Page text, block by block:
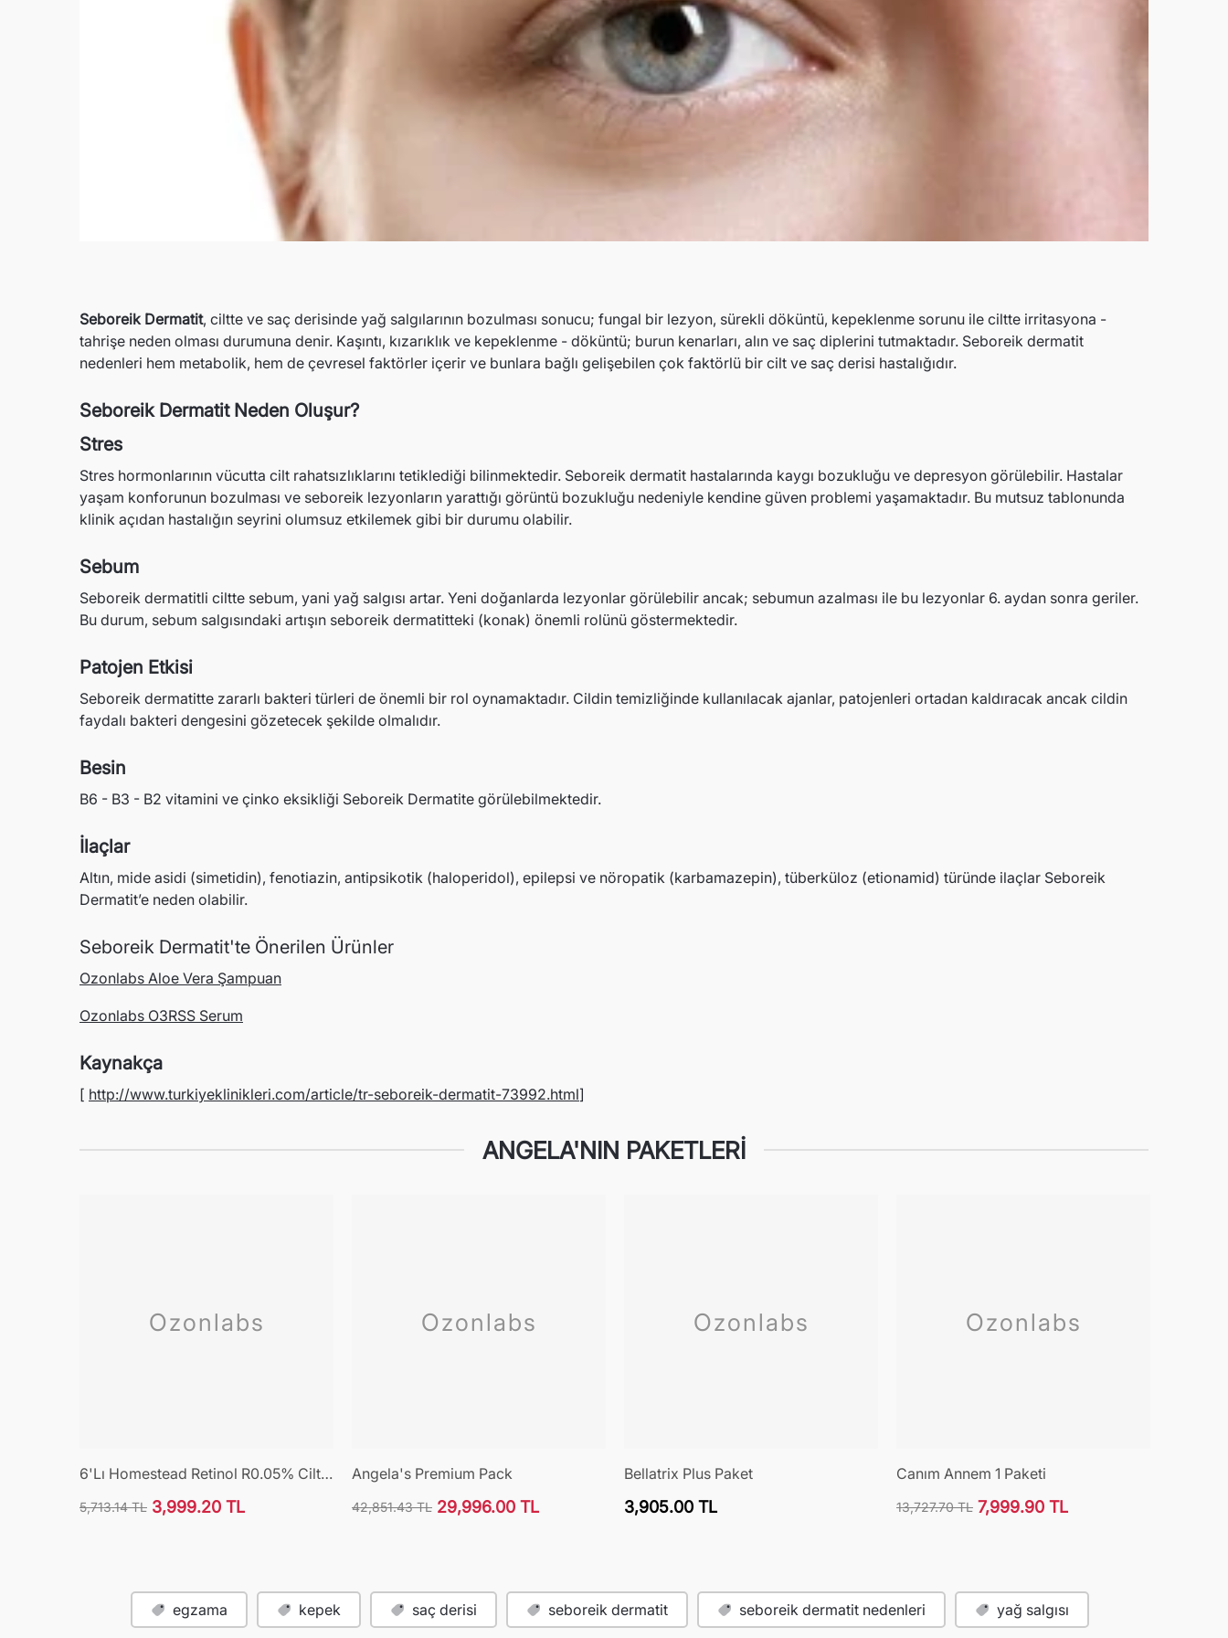
Seboreik Dermatit, ciltte ve saç derisinde yağ salgılarının bozulması sonucu; fungal bir lezyon, sürekli döküntü, kepeklenme sorunu ile ciltte irritasyona -
tahrişe neden olması durumuna denir. Kaşıntı, kızarıklık ve kepeklenme - döküntü; burun kenarları, alın ve saç diplerini tutmaktadır. Seboreik dermatit
nedenleri hem metabolik, hem de çevresel faktörler içerir ve bunlara bağlı gelişebilen çok faktörlü bir cilt ve saç derisi hastalığıdır.
Seboreik Dermatit Neden Oluşur?
Stres
Stres hormonlarının vücutta cilt rahatsızlıklarını tetiklediği bilinmektedir. Seboreik dermatit hastalarında kaygı bozukluğu ve depresyon görülebilir. Hastalar
yaşam konforunun bozulması ve seboreik lezyonların yarattığı görüntü bozukluğu nedeniyle kendine güven problemi yaşamaktadır. Bu mutsuz tablonunda
klinik açıdan hastalığın seyrini olumsuz etkilemek gibi bir durumu olabilir.
Sebum
Seboreik dermatitli ciltte sebum, yani yağ salgısı artar. Yeni doğanlarda lezyonlar görülebilir ancak; sebumun azalması ile bu lezyonlar 6. aydan sonra geriler.
Bu durum, sebum salgısındaki artışın seboreik dermatitteki (konak) önemli rolünü göstermektedir.
Patojen Etkisi
Seboreik dermatitte zararlı bakteri türleri de önemli bir rol oynamaktadır. Cildin temizliğinde kullanılacak ajanlar, patojenleri ortadan kaldıracak ancak cildin
faydalı bakteri dengesini gözetecek şekilde olmalıdır.
Besin
B6 - B3 - B2 vitamini ve çinko eksikliği Seboreik Dermatite görülebilmektedir.
İlaçlar
Altın, mide asidi (simetidin), fenotiazin, antipsikotik (haloperidol), epilepsi ve nöropatik (karbamazepin), tüberküloz (etionamid) türünde ilaçlar Seboreik
Dermatit’e neden olabilir.
Seboreik Dermatit'te Önerilen Ürünler
Ozonlabs Aloe Vera Şampuan
Ozonlabs O3RSS Serum
Kaynakça
[ http://www.turkiyeklinikleri.com/article/tr-seboreik-dermatit-73992.html]
ANGELA'NIN PAKETLERI
Ozonlabs
6'lı Homestead Retinol R0.05% Cilt
5,713.14 TL 3,999.20 TL
Ozonlabs
Angela's Premium Pack
42,851.43 TL 29,996.00 TL
Ozonlabs
Bellatrix Plus Paket
Normal
3,905.00 TL
Ozonlabs
Canım Annem 1 Paketi
13,727.70 TL 7,999.90 TL
egzama kepek saç derisi seboreik dermatit seboreik dermatit nedenleri yağ salgısı